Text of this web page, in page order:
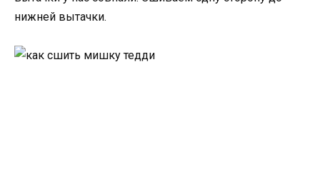
нижней вытачки.